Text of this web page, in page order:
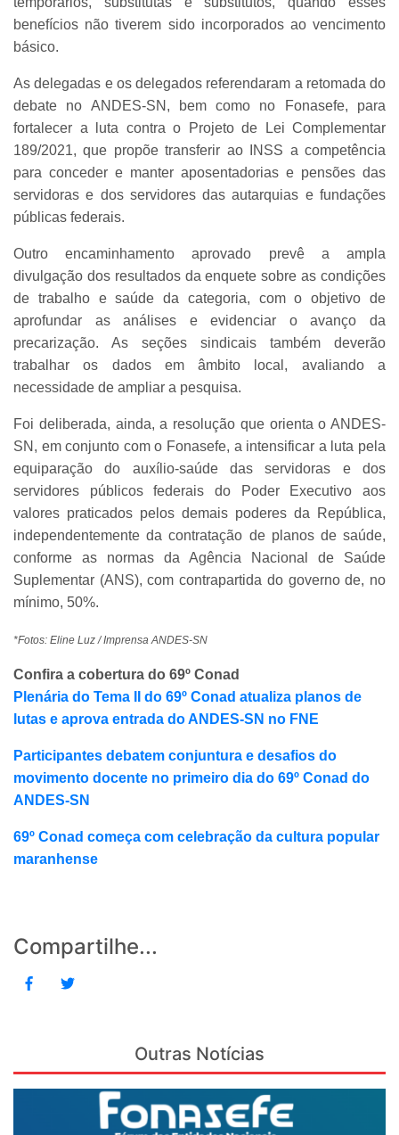
benefícios não tiverem sido incorporados ao vencimento
básico.
As delegadas e os delegados referendaram a retomada do
debate no ANDES-SN, bem como no Fonasefe, para
fortalecer a luta contra o Projeto de Lei Complementar
189/2021, que propõe transferir ao INSS a competência
para conceder e manter aposentadorias e pensões das
servidoras e dos servidores das autarquias e fundações
públicas federais.
Outro encaminhamento aprovado prevê a ampla
divulgação dos resultados da enquete sobre as condições
de trabalho e saúde da categoria, com o objetivo de
aprofundar as análises e evidenciar o avanço da
precarização. As seções sindicais também deverão
trabalhar os dados em âmbito local, avaliando a
necessidade de ampliar a pesquisa.
Foi deliberada, ainda, a resolução que orienta o ANDES-
SN, em conjunto com o Fonasefe, a intensificar a luta pela
equiparação do auxílio-saúde das servidoras e dos
servidores públicos federais do Poder Executivo aos
valores praticados pelos demais poderes da República,
independentemente da contratação de planos de saúde,
conforme as normas da Agência Nacional de Saúde
Suplementar (ANS), com contrapartida do governo de, no
mínimo, 50%.
*Fotos: Eline Luz / Imprensa ANDES-SN
Confira a cobertura do 69º Conad
Plenária do Tema II do 69º Conad atualiza planos de
lutas e aprova entrada do ANDES-SN no FNE
Participantes debatem conjuntura e desafios do
movimento docente no primeiro dia do 69º Conad do
ANDES-SN
69º Conad começa com celebração da cultura popular
maranhense
Compartilhe...
Outras Notícias